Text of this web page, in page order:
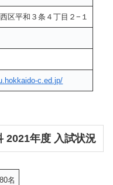
区平和３条４丁目２−１
c.ed.jp/
2021年度 入試状況
名